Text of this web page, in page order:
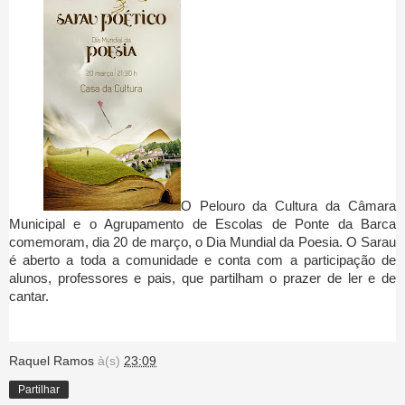
O Pelouro da Cultura da Câmara
Municipal e o Agrupamento de Escolas de Ponte da Barca
comemoram, dia 20 de março, o Dia Mundial da Poesia. O Sarau
é aberto a toda a comunidade e conta com a participação de
alunos, professores e pais, que partilham o prazer de ler e de
cantar.
Raquel Ramos à(s) 23:09
Partilhar